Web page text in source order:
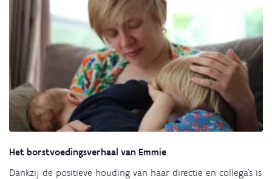
Het borstvoedingsverhaal van Emmie
Dankzij de positieve houding van haar directie en collega’s is